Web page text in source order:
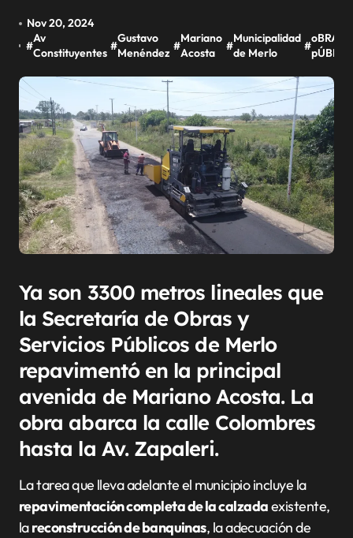
Nov 20, 2024
#
Av
Constituyentes
#
Gustavo
Menéndez
#
Mariano
Acosta
#
Municipalidad
de Merlo
#
oBRAS
Ya son 3300 metros lineales que
la Secretaría de Obras y
Servicios Públicos de Merlo
repavimentó en la principal
avenida de Mariano Acosta. La
obra abarca la calle Colombres
hasta la Av. Zapaleri.
La tarea que lleva adelante el municipio incluye la
repavimentación completa de la calzadaexistente,
lareconstrucción de banquinas, la adecuación de